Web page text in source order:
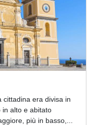
cittadina era divisa in
in alto e abitato
più in basso,...